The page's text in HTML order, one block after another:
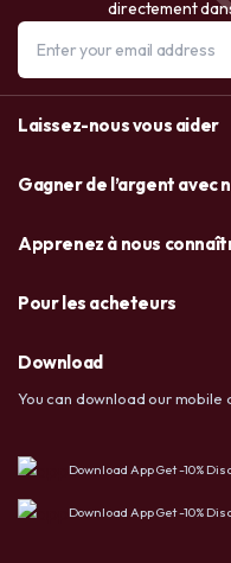
directement
Laissez-nous vous aider
Gagner de l’argent avec
Apprenez à nous
Pour les acheteurs
Download
You can download our
Download App Get -10%
Download App Get -10%